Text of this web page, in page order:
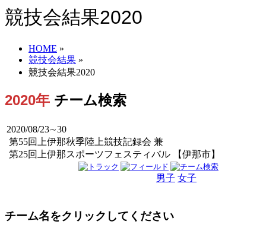
競技会結果2020
HOME »
競技会結果 »
競技会結果2020
2020年 チーム検索
2020/08/23∼30
第55回上伊那秋季陸上競技記録会 兼
第25回上伊那スポーツフェスティバル 【伊那市】
男子 女子
チーム名をクリックしてください